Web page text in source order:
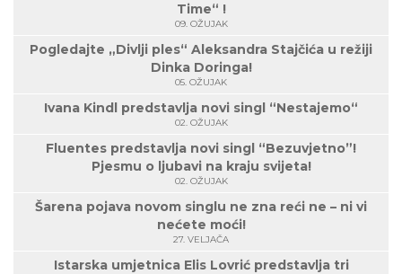
Time“ !
09. OŽUJAK
Pogledajte „Divlji ples“ Aleksandra Stajčića u režiji
Dinka Doringa!
05. OŽUJAK
Ivana Kindl predstavlja novi singl “Nestajemo“
02. OŽUJAK
Fluentes predstavlja novi singl “Bezuvjetno”!
Pjesmu o ljubavi na kraju svijeta!
02. OŽUJAK
Šarena pojava novom singlu ne zna reći ne – ni vi
nećete moći!
27. VELJAČA
Istarska umjetnica Elis Lovrić predstavlja tri